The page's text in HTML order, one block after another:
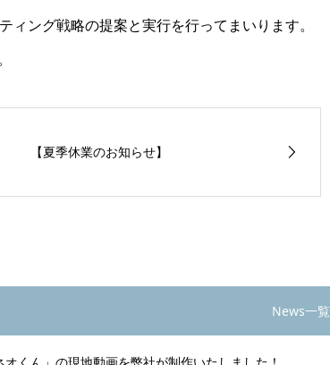
ング戦略の提案と実行を行ってまいります。
【夏季休業のお知らせ】
News一覧